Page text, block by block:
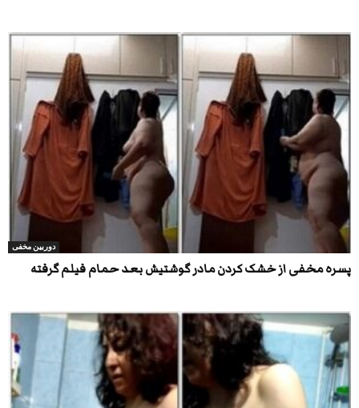
دوربین مخفی
پسره مخفی از خشک کردن مادر گوشتیش بعد حمام فیلم گرفته